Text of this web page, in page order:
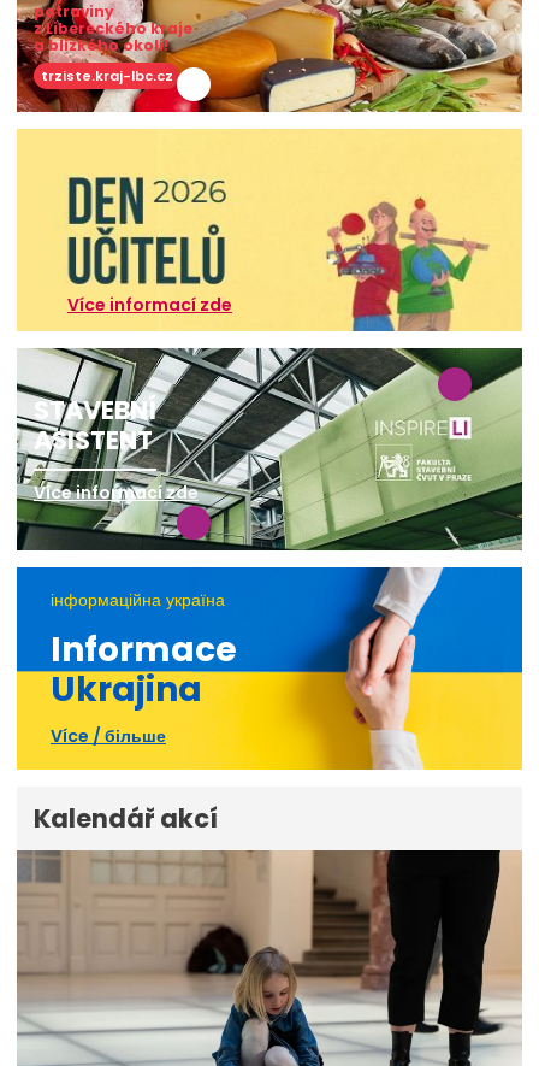
potraviny
z Libereckého kraje
a blízkého okolí!
trziste.kraj-lbc.cz
Více informací zde
STAVEBNÍ
ASISTENT
Více informací zde
інформаційна україна
Informace
Ukrajina
Více / більше
Kalendář akcí